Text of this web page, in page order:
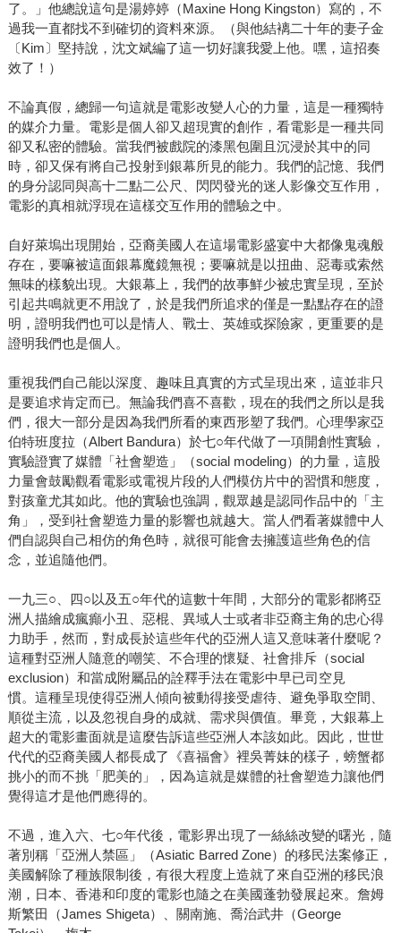
了。」他總說這句是湯婷婷（Maxine Hong Kingston）寫的，不
過我一直都找不到確切的資料來源。（與他結褵二十年的妻子金
〔Kim〕堅持說，沈文斌編了這一切好讓我愛上他。嘿，這招奏
效了！）
不論真假，總歸一句這就是電影改變人心的力量，這是一種獨特
的媒介力量。電影是個人卻又超現實的創作，看電影是一種共同
卻又私密的體驗。當我們被戲院的漆黑包圍且沉浸於其中的同
時，卻又保有將自己投射到銀幕所見的能力。我們的記憶、我們
的身分認同與高十二點二公尺、閃閃發光的迷人影像交互作用，
電影的真相就浮現在這樣交互作用的體驗之中。
自好萊塢出現開始，亞裔美國人在這場電影盛宴中大都像鬼魂般
存在，要嘛被這面銀幕魔鏡無視；要嘛就是以扭曲、惡毒或索然
無味的樣貌出現。大銀幕上，我們的故事鮮少被忠實呈現，至於
引起共鳴就更不用說了，於是我們所追求的僅是一點點存在的證
明，證明我們也可以是情人、戰士、英雄或探險家，更重要的是
證明我們也是個人。
重視我們自己能以深度、趣味且真實的方式呈現出來，這並非只
是要追求肯定而已。無論我們喜不喜歡，現在的我們之所以是我
們，很大一部分是因為我們所看的東西形塑了我們。心理學家亞
伯特班度拉（Albert Bandura）於七○年代做了一項開創性實驗，
實驗證實了媒體「社會塑造」（social modeling）的力量，這股
力量會鼓勵觀看電影或電視片段的人們模仿片中的習慣和態度，
對孩童尤其如此。他的實驗也強調，觀眾越是認同作品中的「主
角」，受到社會塑造力量的影響也就越大。當人們看著媒體中人
們自認與自己相仿的角色時，就很可能會去擁護這些角色的信
念，並追隨他們。
一九三○、四○以及五○年代的這數十年間，大部分的電影都將亞
洲人描繪成瘋癲小丑、惡棍、異域人士或者非亞裔主角的忠心得
力助手，然而，對成長於這些年代的亞洲人這又意味著什麼呢？
這種對亞洲人隨意的嘲笑、不合理的懷疑、社會排斥（social
exclusion）和當成附屬品的詮釋手法在電影中早已司空見
慣。這種呈現使得亞洲人傾向被動得接受虐待、避免爭取空間、
順從主流，以及忽視自身的成就、需求與價值。畢竟，大銀幕上
超大的電影畫面就是這麼告訴這些亞洲人本該如此。因此，世世
代代的亞裔美國人都長成了《喜福會》裡吳菁妹的樣子，螃蟹都
挑小的而不挑「肥美的」，因為這就是媒體的社會塑造力讓他們
覺得這才是他們應得的。
不過，進入六、七○年代後，電影界出現了一絲絲改變的曙光，隨
著別稱「亞洲人禁區」（Asiatic Barred Zone）的移民法案修正，
美國解除了種族限制後，有很大程度上造就了來自亞洲的移民浪
潮，日本、香港和印度的電影也隨之在美國蓬勃發展起來。詹姆
斯繁田（James Shigeta）、關南施、喬治武井（George